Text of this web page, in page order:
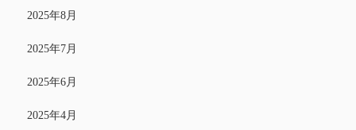
2025年8月
2025年7月
2025年6月
2025年4月